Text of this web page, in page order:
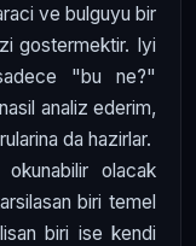
ve bulguyu bir
gostermektir. Iyi
"bu ne?"
analiz ederim,
da hazirlar.
olacak
biri temel
biri ise kendi